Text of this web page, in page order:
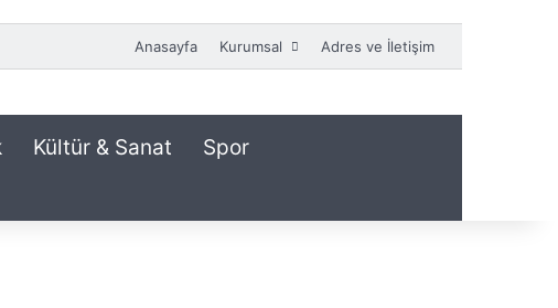
Anasayfa Kurumsal Adres ve İletişim
Kültür & Sanat Spor